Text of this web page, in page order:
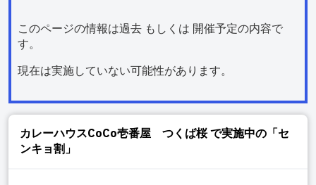
このページの情報は過去 もしくは 開催予定の内容で
す。
現在は実施していない可能性があります。
カレーハウスCoCo壱番屋 つくば桜で実施中の「セ
ンキョ割」